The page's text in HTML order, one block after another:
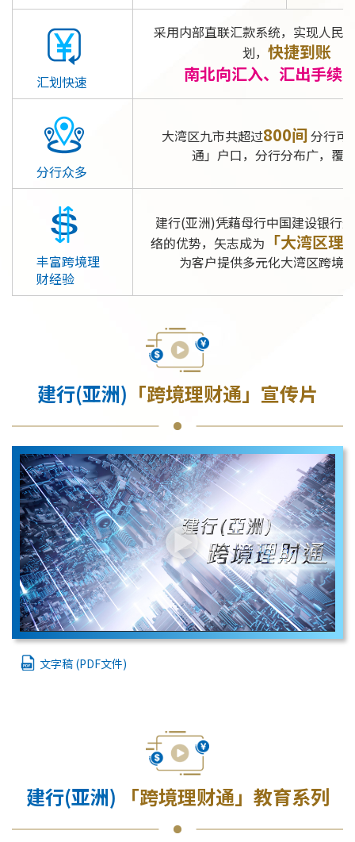
汇划快速
采用内部直联汇款系统，实现人民
划， 快捷到账
南北向汇入、汇出手续
分行众多
大湾区九市共超过800间分行可
通」户口，分行分布广，覆
丰富跨境理
财经验
建行(亚洲)凭藉母行中国建设银行
络的优势，矢志成为 「大湾区理
为客户提供多元化大湾区跨境
建行(亚洲) 「跨境理财通」宣传片
文字稿 (PDF文件)
建行(亚洲) 「跨境理财通」教育系列